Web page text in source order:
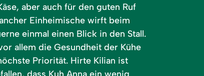
aber auch für den guten Ruf
Einheimische wirft beim
einmal einen Blick in den Stall.
allem die Gesundheit der Kühe
Priorität. Hirte Kilian ist